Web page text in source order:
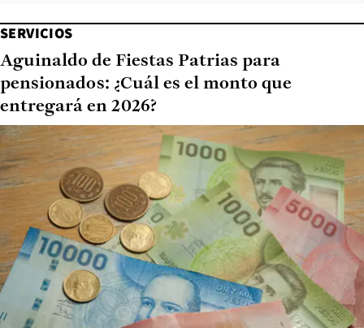
SERVICIOS
Aguinaldo de Fiestas Patrias para
pensionados: ¿Cuál es el monto que
entregará en 2026?